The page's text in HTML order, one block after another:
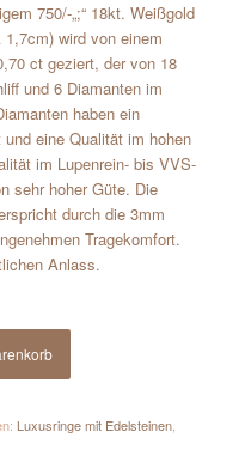
750/-„;“ 18kt. Weißgold
1,7cm) wird von einem
ct geziert, der von 18
und 6 Diamanten im
haben ein
eine Qualität im hohen
im Lupenrein- bis VVS-
sehr hoher Güte. Die
durch die 3mm
Tragekomfort.
Anlass.
Luxusringe mit Edelsteinen,